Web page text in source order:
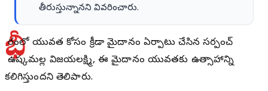
తీరుస్తున్నానని వివరించారు.
మారంలో యువత కోసం క్రీడా మైదానం ఏర్పాటు చేసిన సర్పంచ్
ఉష్కమల్ల విజయలక్ష్మి, ఈ మైదానం యువతకు ఉత్సాహాన్ని
కలిగిస్తుందని తెలిపారు.